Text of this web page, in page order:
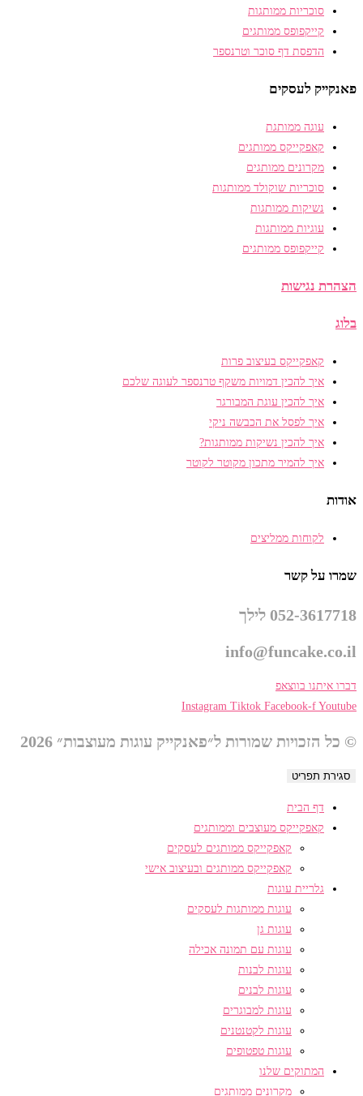
סוכריות ממותגות
קייקפופס ממותגים
הדפסת דף סוכר וטרנספר
פאנקייק לעסקים
עוגה ממותגת
קאפקייקס ממותגים
מקרונים ממותגים
סוכריות שוקולד ממותגות
נשיקות ממותגות
עוגיות ממותגות
קייקפופס ממותגים
הצהרת נגישות
בלוג
קאפקייקס בעיצוב פרות
איך להכין דמויות משקף טרנספר לעוגה שלכם
איך להכין עוגת המבורגר
איך לפסל את הכבשה ניקי
איך להכין נשיקות ממותגות?
איך להמיר מתכון מקוטר לקוטר
אודות
לקוחות ממליצים
שמרו על קשר
052-3617718 לילך
info@funcake.co.il
דברו איתנו בווצאפ
Instagram Tiktok Facebook-f Youtube
© כל הזכויות שמורות ל״פאנקייק עוגות מעוצבות״ 2026
סגירת תפריט
דף הבית
קאפקייקס מעוצבים וממותגים
קאפקייקס ממותגים לעסקים
קאפקייקס ממותגים ובעיצוב אישי
גלריית עוגות
עוגות ממותגות לעסקים
עוגות גן
עוגות עם תמונה אכילה
עוגות לבנות
עוגות לבנים
עוגות למבוגרים
עוגות לקטנטנים
עוגות טפטופים
המתוקים שלנו
מקרונים ממותגים